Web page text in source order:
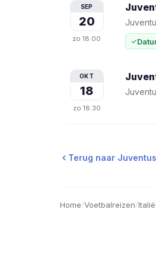
SEP
20
zo 18:00
OKT
18
zo 18:30
Terug naar Juventus
Home/Voetbalreizen/Italië